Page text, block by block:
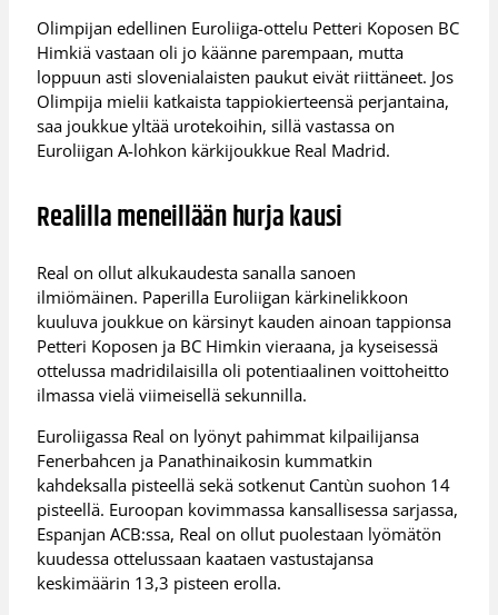
Olimpijan edellinen Euroliiga-ottelu Petteri Koposen BC
Himkiä vastaan oli jo käänne parempaan, mutta
loppuun asti slovenialaisten paukut eivät riittäneet. Jos
Olimpija mielii katkaista tappiokierteensä perjantaina,
saa joukkue yltää urotekoihin, sillä vastassa on
Euroliigan A-lohkon kärkijoukkue Real Madrid.
Realilla meneillään hurja kausi
Real on ollut alkukaudesta sanalla sanoen
ilmiömäinen. Paperilla Euroliigan kärkinelikkoon
kuuluva joukkue on kärsinyt kauden ainoan tappionsa
Petteri Koposen ja BC Himkin vieraana, ja kyseisessä
ottelussa madridilaisilla oli potentiaalinen voittoheitto
ilmassa vielä viimeisellä sekunnilla.
Euroliigassa Real on lyönyt pahimmat kilpailijansa
Fenerbahcen ja Panathinaikosin kummatkin
kahdeksalla pisteellä sekä sotkenut Cantùn suohon 14
pisteellä. Euroopan kovimmassa kansallisessa sarjassa,
Espanjan ACB:ssa, Real on ollut puolestaan lyömätön
kuudessa ottelussaan kaataen vastustajansa
keskimäärin 13,3 pisteen erolla.